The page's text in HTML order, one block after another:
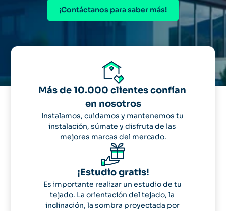
¡Contáctanos para saber más!
Más de 10.000 clientes confían
en nosotros
Instalamos, cuidamos y mantenemos tu
instalación, súmate y disfruta de las
mejores marcas del mercado.
¡Estudio gratis!
Es importante realizar un estudio de tu
tejado. La orientación del tejado, la
inclinación, la sombra proyectada por